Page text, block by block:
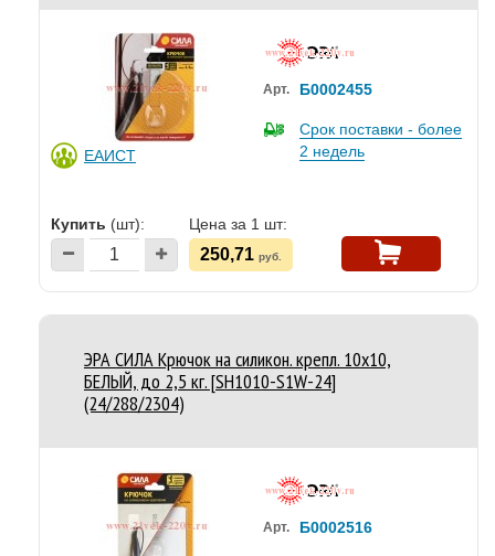
ЕАИСТ
Арт. Б0002455
Срок поставки - более
2 недель
Купить (шт): Цена за 1 шт:
250,71 руб.
ЭРА СИЛА Крючок на силикон. крепл. 10х10,
БЕЛЫЙ, до 2,5 кг. [SH1010-S1W-24]
(24/288/2304)
Арт. Б0002516